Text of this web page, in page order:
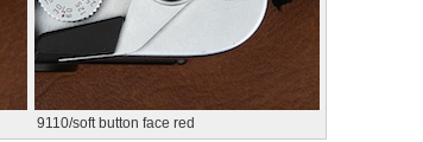
9110/soft button face red